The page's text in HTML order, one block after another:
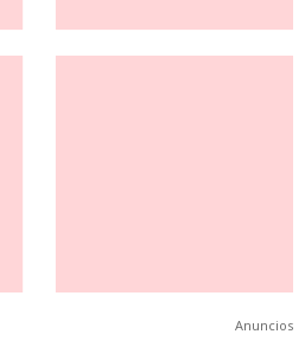
Anuncios